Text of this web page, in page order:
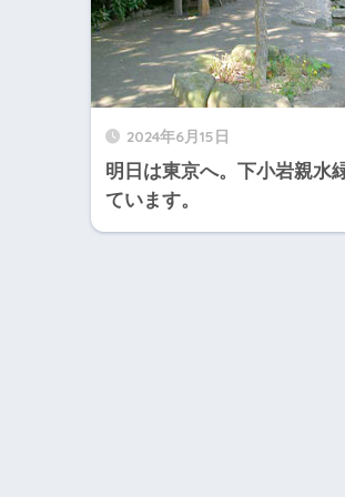
2024年6月15日
明日は東京へ。下小岩親水
ています。